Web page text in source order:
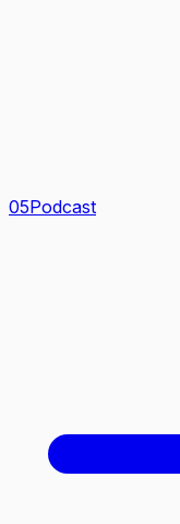
05Podcast